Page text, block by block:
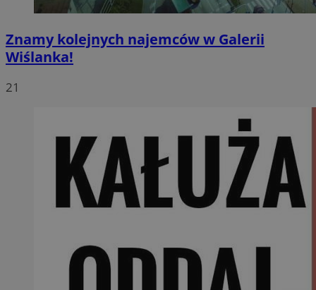
Znamy kolejnych najemców w Galerii
Wiślanka!
21